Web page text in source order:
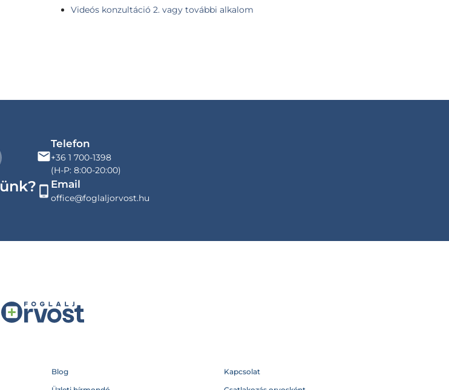
Videós konzultáció 2. vagy további alkalom
Telefon
+36 1 700-1398
(H-P: 8:00-20:00)
Email
office@foglaljorvost.hu
Blog
Kapcsolat